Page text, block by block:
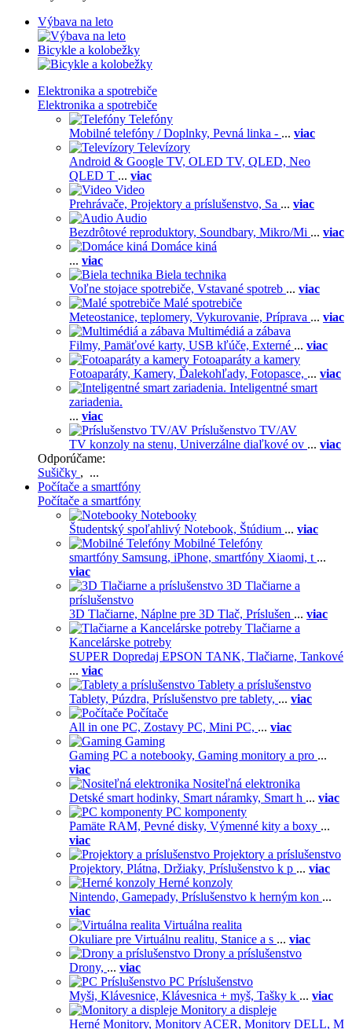
Výbava na leto
Bicykle a kolobežky
Elektronika a spotrebiče
Elektronika a spotrebiče
Telefóny
Mobilné telefóny / Doplnky, Pevná linka - ... viac
Televízory
Android & Google TV, OLED TV, QLED, Neo
QLED T ... viac
Video
Prehrávače, Projektory a príslušenstvo, Sa ... viac
Audio
Bezdrôtové reproduktory, Soundbary, Mikro/Mi ... viac
Domáce kiná
... viac
Biela technika
Voľne stojace spotrebiče, Vstavané spotreb ... viac
Malé spotrebiče
Meteostanice, teplomery, Vykurovanie, Príprava ... viac
Multimédiá a zábava
Filmy, Pamäťové karty, USB kľúče, Externé ... viac
Fotoaparáty a kamery
Fotoaparáty, Kamery, Ďalekohľady, Fotopasce, ... viac
Inteligentné smart
zariadenia.
... viac
Príslušenstvo TV/AV
TV konzoly na stenu, Univerzálne diaľkové ov ... viac
Odporúčame:
Sušičky , ...
Počítače a smartfóny
Počítače a smartfóny
Notebooky
Študentský spoľahlivý Notebook, Štúdium ... viac
Mobilné Telefóny
smartfóny Samsung, iPhone, smartfóny Xiaomi, t ...
viac
3D Tlačiarne a
príslušenstvo
3D Tlačiarne, Náplne pre 3D Tlač, Príslušen ... viac
Tlačiarne a
Kancelárske potreby
SUPER Dopredaj EPSON TANK, Tlačiarne, Tankové
... viac
Tablety a príslušenstvo
Tablety, Púzdra, Príslušenstvo pre tablety, ... viac
Počítače
All in one PC, Zostavy PC, Mini PC, ... viac
Gaming
Gaming PC a notebooky, Gaming monitory a pro ...
viac
Nositeľná elektronika
Detské smart hodinky, Smart náramky, Smart h ... viac
PC komponenty
Pamäte RAM, Pevné disky, Výmenné kity a boxy ...
viac
Projektory a príslušenstvo
Projektory, Plátna, Držiaky, Príslušenstvo k p ... viac
Herné konzoly
Nintendo, Gamepady, Príslušenstvo k herným kon ...
viac
Virtuálna realita
Okuliare pre Virtuálnu realitu, Stanice a s ... viac
Drony a príslušenstvo
Drony, ... viac
PC Príslušenstvo
Myši, Klávesnice, Klávesnica + myš, Tašky k ... viac
Monitory a displeje
Herné Monitory, Monitory ACER, Monitory DELL, M